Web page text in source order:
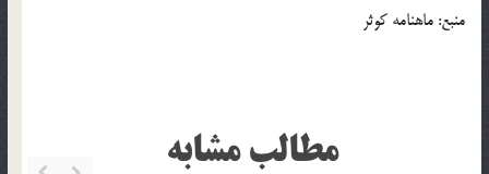
منبع: ماهنامه كوثر
مطالب مشابه